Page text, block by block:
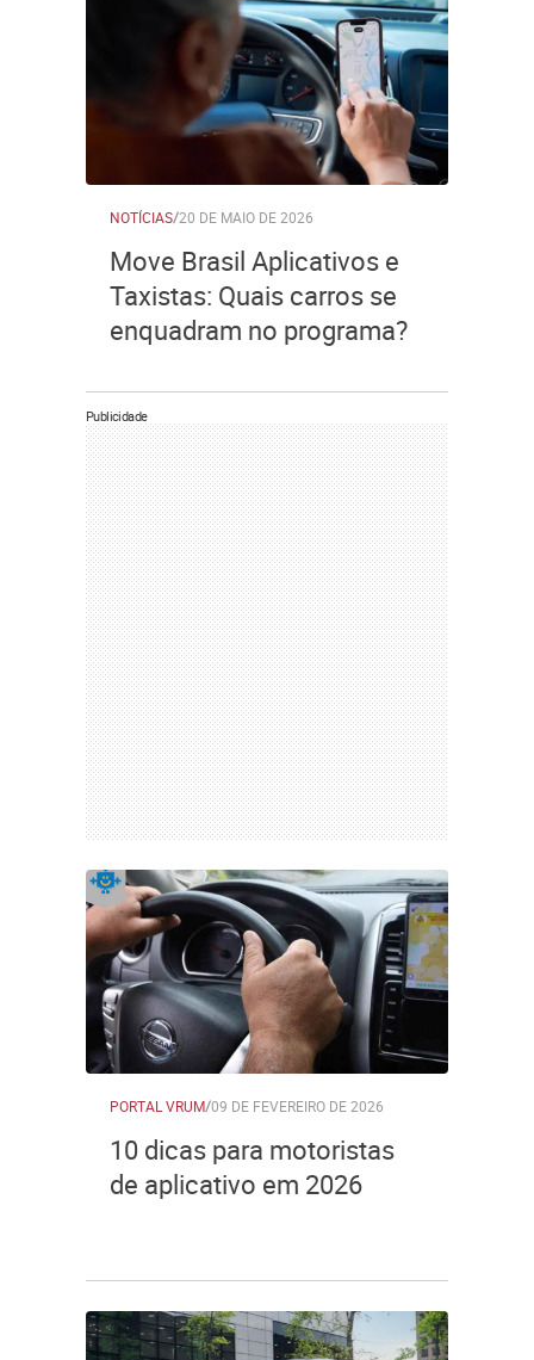
NOTÍCIAS/20 DE MAIO DE 2026
Move Brasil Aplicativos e
Taxistas: Quais carros se
enquadram no programa?
Publicidade
PORTAL VRUM/09 DE FEVEREIRO DE 2026
10 dicas para motoristas
de aplicativo em 2026